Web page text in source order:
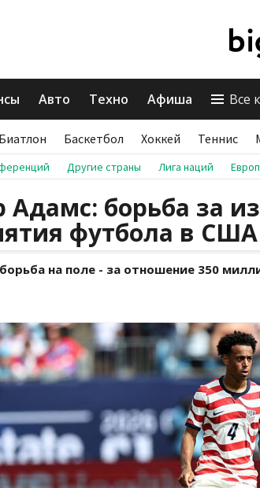
Авто Техно Афиша Все
Биатлон Баскетбол Хоккей Теннис
Другие страны Лига наций
Адамс: борьба за
футбола в США
на поле - за отношение 350